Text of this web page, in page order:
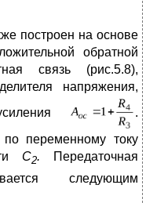
построен на основе
обратной
связь (рис.5.8),
напряжения,
.
по переменному току
С2. Передаточная
следующим